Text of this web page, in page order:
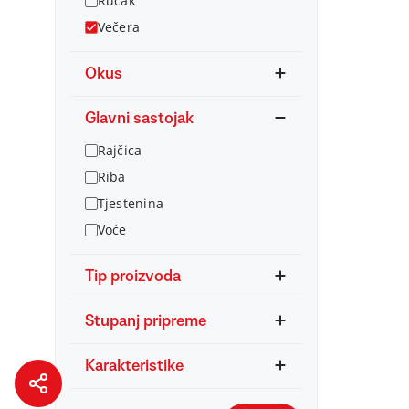
Večera
Okus
Glavni sastojak
Rajčica
Riba
Tjestenina
Voće
Tip proizvoda
Stupanj pripreme
Karakteristike